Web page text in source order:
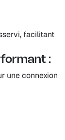
facilitant
:
une connexion